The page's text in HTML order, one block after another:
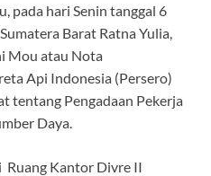
pada hari Senin tanggal 6
Barat Ratna Yulia,
Mou atau Nota
Api Indonesia (Persero)
tentang Pengadaan Pekerja
Daya.
Ruang Kantor Divre II